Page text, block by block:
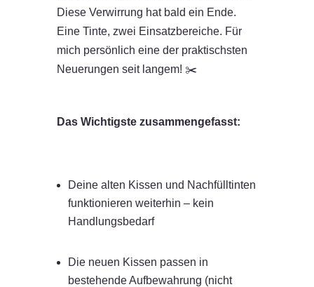
Diese Verwirrung hat bald ein Ende.
Eine Tinte, zwei Einsatzbereiche. Für
mich persönlich eine der praktischsten
Neuerungen seit langem! ✂️
Das Wichtigste zusammengefasst:
Deine alten Kissen und Nachfülltinten
funktionieren weiterhin – kein
Handlungsbedarf
Die neuen Kissen passen in
bestehende Aufbewahrung (nicht